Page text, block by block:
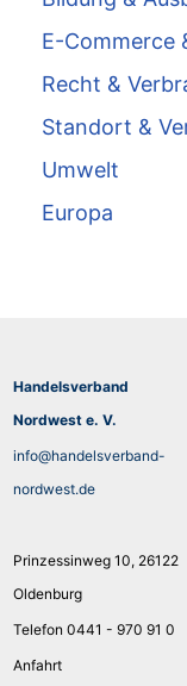
E-Commerce
Recht &
Standort &
Umwelt
Europa
Handelsverband
Nordwest e. V.
info@handelsverband-
nordwest.de
Prinzessinweg 10, 26122
Oldenburg
Telefon 0441 - 970 91 0
Anfahrt